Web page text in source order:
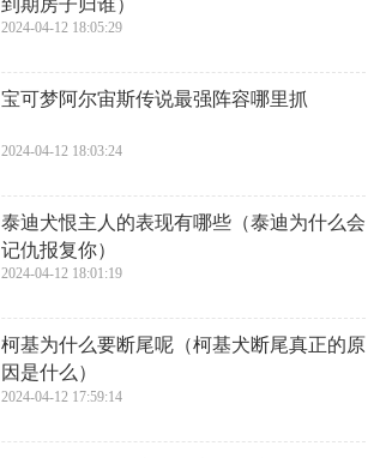
2024-04-12 18:05:29
​宝可梦阿尔宙斯传说最强阵容哪里抓
2024-04-12 18:03:24
​泰迪犬恨主人的表现有哪些（泰迪为什么会
记仇报复你）
2024-04-12 18:01:19
​柯基为什么要断尾呢（柯基犬断尾真正的原
因是什么）
2024-04-12 17:59:14